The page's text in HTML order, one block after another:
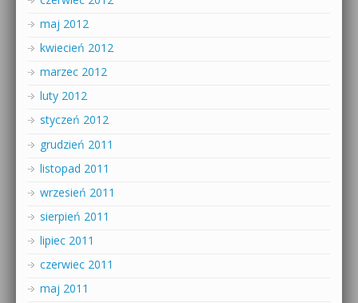
maj 2012
kwiecień 2012
marzec 2012
luty 2012
styczeń 2012
grudzień 2011
listopad 2011
wrzesień 2011
sierpień 2011
lipiec 2011
czerwiec 2011
maj 2011